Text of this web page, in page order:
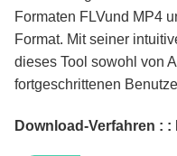
Formaten FLVund MP4
Format. Mit seiner
dieses Tool sowohl von
fortgeschrittenen
Download-Verfahren : :